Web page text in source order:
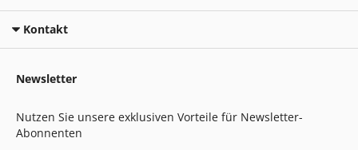
Kontakt
Newsletter
Nutzen Sie unsere exklusiven Vorteile für Newsletter-
Abonnenten